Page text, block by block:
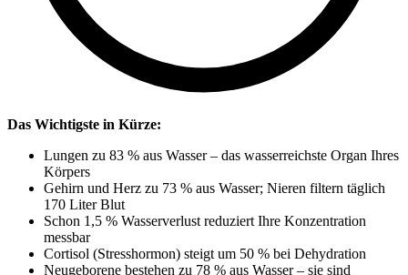
Das Wichtigste in Kürze:
Lungen zu 83 % aus Wasser – das wasserreichste Organ Ihres
Körpers
Gehirn und Herz zu 73 % aus Wasser; Nieren filtern täglich
170 Liter Blut
Schon 1,5 % Wasserverlust reduziert Ihre Konzentration
messbar
Cortisol (Stresshormon) steigt um 50 % bei Dehydration
Neugeborene bestehen zu 78 % aus Wasser – sie sind